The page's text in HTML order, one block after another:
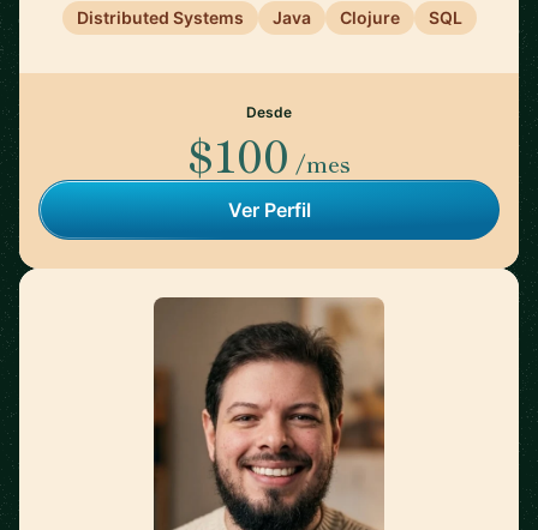
Distributed Systems
Java Clojure SQL
Desde
$100 /mes
Ver Perfil